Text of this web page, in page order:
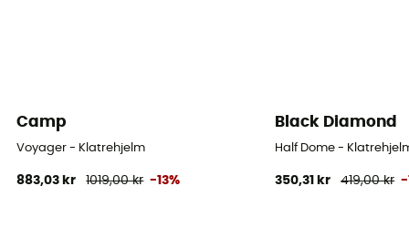
Camp
Voyager - Klatrehjelm
883,03 kr 1019,00 kr -13%
Black Diamond
Half Dome -
350,31 kr 419,00 kr -